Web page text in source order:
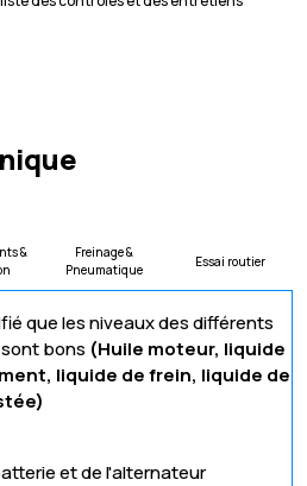
&
Freinage &
Pneumatique
Essai routier
que les niveaux des différents
bons (Huile moteur, liquide
liquide de frein, liquide de
et de l'alternateur